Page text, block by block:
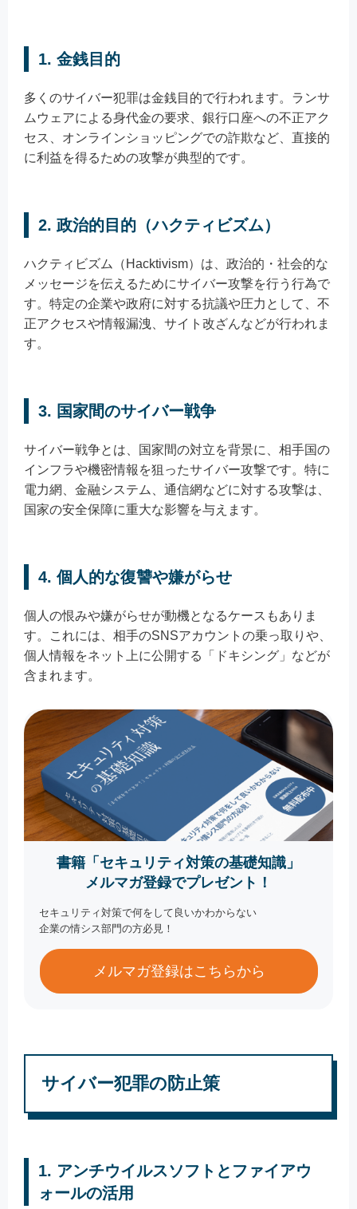
1. 金銭目的
多くのサイバー犯罪は金銭目的で行われます。ランサ
ムウェアによる身代金の要求、銀行口座への不正アク
セス、オンラインショッピングでの詐欺など、直接的
に利益を得るための攻撃が典型的です。
2. 政治的目的（ハクティビズム）
ハクティビズム（Hacktivism）は、政治的・社会的な
メッセージを伝えるためにサイバー攻撃を行う行為で
す。特定の企業や政府に対する抗議や圧力として、不
正アクセスや情報漏洩、サイト改ざんなどが行われま
す。
3. 国家間のサイバー戦争
サイバー戦争とは、国家間の対立を背景に、相手国の
インフラや機密情報を狙ったサイバー攻撃です。特に
電力網、金融システム、通信網などに対する攻撃は、
国家の安全保障に重大な影響を与えます。
4. 個人的な復讐や嫌がらせ
個人の恨みや嫌がらせが動機となるケースもありま
す。これには、相手のSNSアカウントの乗っ取りや、
個人情報をネット上に公開する「ドキシング」などが
含まれます。
書籍「セキュリティ対策の基礎知識」
メルマガ登録でプレゼント！
セキュリティ対策で何をして良いかわからない
企業の情シス部門の方必見！
メルマガ登録はこちらから
サイバー犯罪の防止策
1. アンチウイルスソフトとファイアウ
ォールの活用